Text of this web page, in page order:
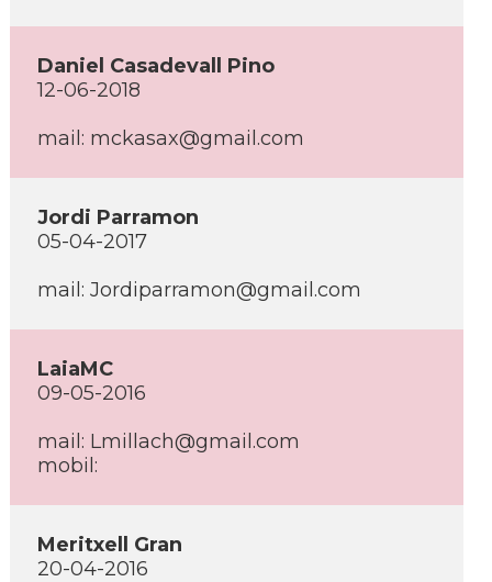
Daniel Casadevall Pino
12-06-2018
mail: mckasax@gmail.com
Jordi Parramon
05-04-2017
mail: Jordiparramon@gmail.com
LaiaMC
09-05-2016
mail: Lmillach@gmail.com
mobil:
Meritxell Gran
20-04-2016